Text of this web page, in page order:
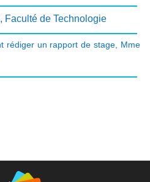
, Faculté de Technologie
rédiger un rapport de stage, Mme